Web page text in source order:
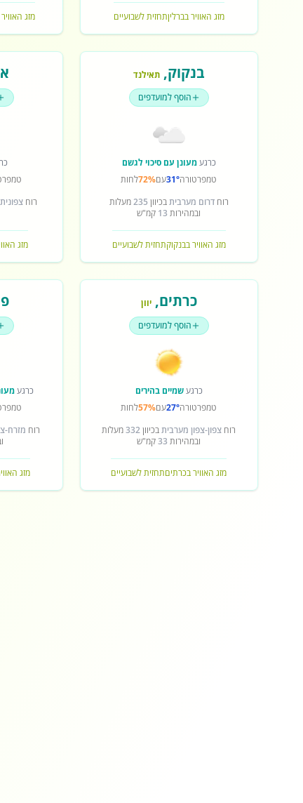
מזג האוויר בברליןתחזית לשבועיים מזג
בנקוק,תאילנד
הוסף למועדפים
כרגעמעונן עם סיכוי לגשם
טמפרטורה31°עם72%לחות
רוחדרום מערביתבכיוון 235מעלות
ובמהירות 13 קמ"ש
מזג האוויר בבנקוקתחזית לשבועיים
רוח צפונית
מזג
כרתים,יוון
הוסף למועדפים
כרגעשמיים בהירים
טמפרטורה27°עם57%לחות
רוח צפון-צפון מערביתבכיוון332מעלות
ובמהירות 33קמ"ש
מזג האוויר בכרתיםתחזית לשבועיים
כרגע
רוח מזרח-
מזג